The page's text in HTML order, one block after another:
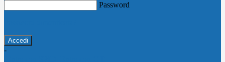
Password
-